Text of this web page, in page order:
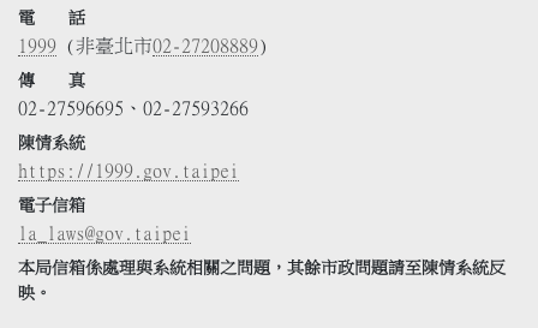
電 話
1999 (非臺北市02-27208889)
傳 真
02-27596695、02-27593266
陳情系統
https://1999.gov.taipei
電子信箱
la_laws@gov.taipei
本局信箱係處理與系統相關之問題，其餘市政問題請至陳情系統反
映。